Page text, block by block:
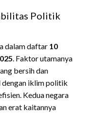
Politik
dalam daftar 10
. Faktor utamanya
bersih dan
dengan iklim politik
Kedua negara
erat kaitannya